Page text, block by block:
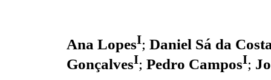
Ana LopesI; Daniel Sá da
GonçalvesI; Pedro CamposI;